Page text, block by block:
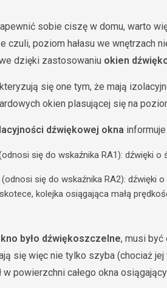
sobie ciszę w domu, warto
czuli, poziom hałasu we wnętrzach
dzięki zastosowaniu okien
się one tym, że mają
okien plasującej się na
dźwiękowej okna
się do wskaźnika RA1): dźwięki
(odnosi się do wskaźnika RA2): dźwięki
kolejka osiągająca małą
było dźwiękoszczelne, musi być
się więc nie tylko szyba (chociaż
w powierzchni całego okna